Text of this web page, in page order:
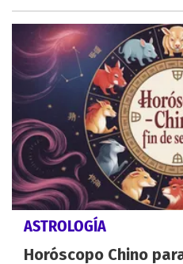
ASTROLOGÍA
Horóscopo Chino